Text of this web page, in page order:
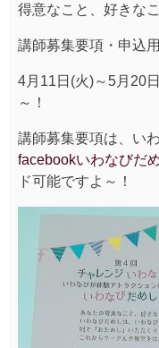
得意なこと、好きな
講師募集要項・申込
4月11日(火)～5月20
～！
講師募集要項は、い
facebookいわなびだ
ド可能ですよ～！